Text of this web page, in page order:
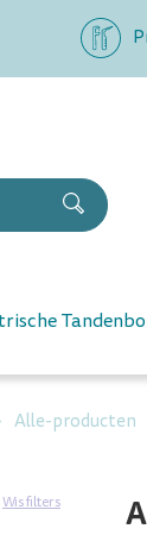
Alle-producten
Wis filters